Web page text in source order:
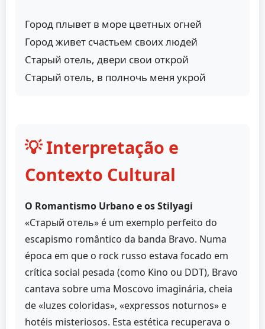
Город плывет в море цветных огней
Город живет счастьем своих людей
Старый отель, двери свои открой
Старый отель, в полночь меня укрой
💡 Interpretação e
Contexto Cultural
O Romantismo Urbano e os Stilyagi
«Старый отель» é um exemplo perfeito do
escapismo romântico da banda Bravo. Numa
época em que o rock russo estava focado em
crítica social pesada (como Kino ou DDT), Bravo
cantava sobre uma Moscovo imaginária, cheia
de «luzes coloridas», «expressos noturnos» e
hotéis misteriosos. Esta estética recuperava o